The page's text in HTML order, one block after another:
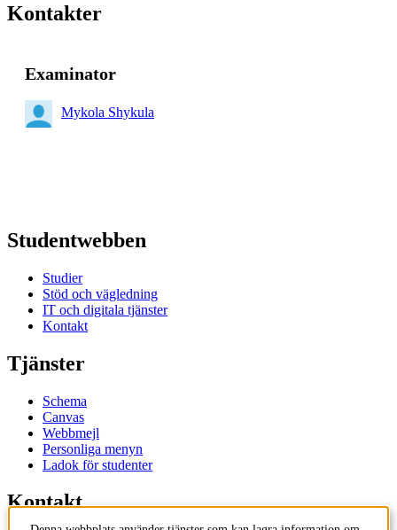
Kontakter
Examinator
Mykola Shykula
Studentwebben
Studier
Stöd och vägledning
IT och digitala tjänster
Kontakt
Tjänster
Schema
Canvas
Webbmejl
Personliga menyn
Ladok för studenter
Kontakt